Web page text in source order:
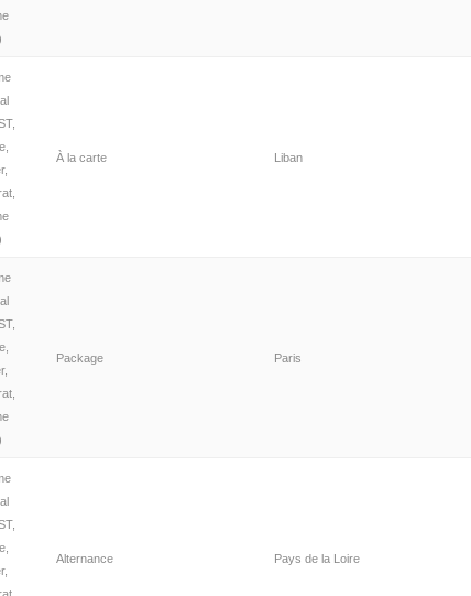
À la carte Liban
Package Paris
Alternance Pays de la Loire